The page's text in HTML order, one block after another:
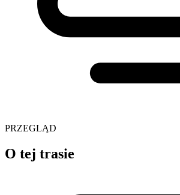
PRZEGLĄD
O tej trasie